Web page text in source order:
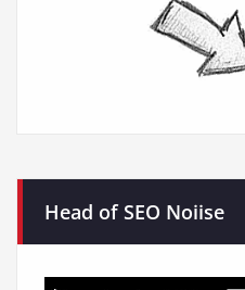
Head of SEO Noiise